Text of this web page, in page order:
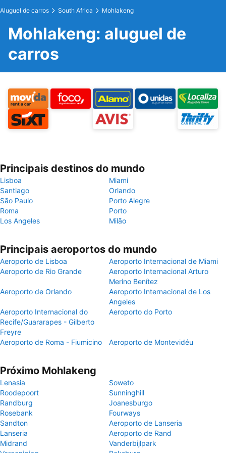
Aluguel de carros South Africa Mohlakeng
Mohlakeng: aluguel de
carros
Principais destinos do mundo
Lisboa
Miami
Santiago
Orlando
São Paulo
Porto Alegre
Roma
Porto
Los Angeles
Milão
Principais aeroportos do mundo
Aeroporto de Lisboa
Aeroporto Internacional de Miami
Aeroporto de Rio Grande
Aeroporto Internacional Arturo
Merino Benítez
Aeroporto de Orlando
Aeroporto Internacional de Los
Angeles
Aeroporto Internacional do
Recife/Guararapes - Gilberto
Freyre
Aeroporto do Porto
Aeroporto de Roma - Fiumicino Aeroporto de Montevidéu
Próximo Mohlakeng
Lenasia
Soweto
Roodepoort
Sunninghill
Randburg
Joanesburgo
Rosebank
Fourways
Sandton
Aeroporto de Lanseria
Lanseria
Aeroporto de Rand
Midrand
Vanderbijlpark